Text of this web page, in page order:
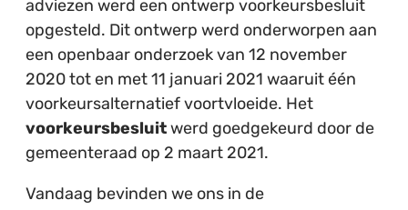
adviezen werd een ontwerp voorkeursbesluit
opgesteld. Dit ontwerp werd onderworpen aan
een openbaar onderzoek van 12 november
2020 tot en met 11 januari 2021 waaruit één
voorkeursalternatief voortvloeide. Het
voorkeursbesluitwerd goedgekeurd door de
gemeenteraad op 2 maart 2021.
Vandaag bevinden we ons in de